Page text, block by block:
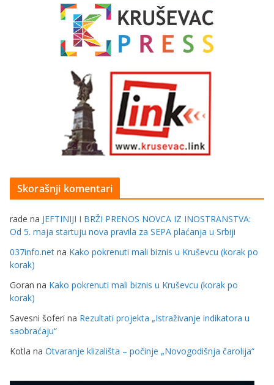
Skorašnji komentari
rade na JEFTINIJI I BRŽI PRENOS NOVCA IZ INOSTRANSTVA:
Od 5. maja startuju nova pravila za SEPA plaćanja u Srbiji
037info.net na Kako pokrenuti mali biznis u Kruševcu (korak po
korak)
Goran na Kako pokrenuti mali biznis u Kruševcu (korak po
korak)
Savesni šoferi na Rezultati projekta „Istraživanje indikatora u
saobraćaju“
Kotla na Otvaranje klizališta – počinje „Novogodišnja čarolija“